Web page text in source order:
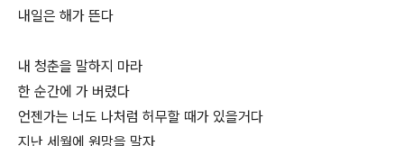
내일은 해가 뜬다
내 청춘을 말하지 마라
한 순간에 가 버렸다
언젠가는 너도 나처럼 허무할 때가 있을거다
지난 세월에 원망을 말자